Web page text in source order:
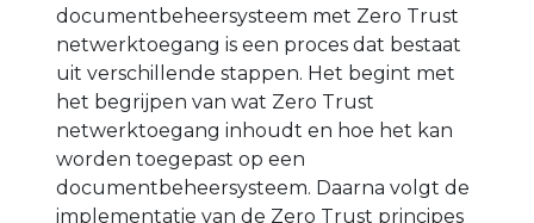
documentbeheersysteem met Zero Trust
netwerktoegang is een proces dat bestaat
uit verschillende stappen. Het begint met
het begrijpen van wat Zero Trust
netwerktoegang inhoudt en hoe het kan
worden toegepast op een
documentbeheersysteem. Daarna volgt de
implementatie van de Zero Trust principes